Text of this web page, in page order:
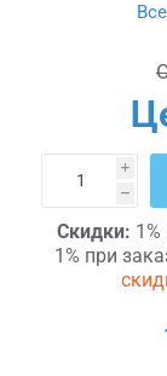
i
h
Скидки: 1%
1% при